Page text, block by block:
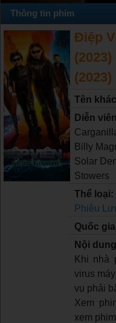
Thông tin phim
Điệp
Tên
Diễn
Billy
Solar
Stowers
Thể loại:
Phiêu
Quốc
Nội
Khi nhà
virus
vụ phải
Xem
xem